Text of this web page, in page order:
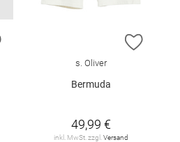
ZUR WUNSCHLISTE HINZUFÜGEN
ZUR
s. Oliver
Bermuda
49,99 €
inkl. MwSt. zzgl. Versand